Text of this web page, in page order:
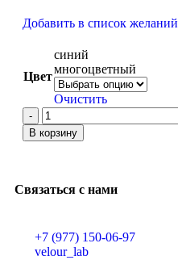
Добавить в список желаний
Цвет
синий
многоцветный
Очистить
В корзину
Связаться с нами
+7 (977) 150-06-97
velour_lab